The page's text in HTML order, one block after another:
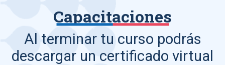
Capacitaciones
Al terminar tu curso podrás
descargar un certificado virtual